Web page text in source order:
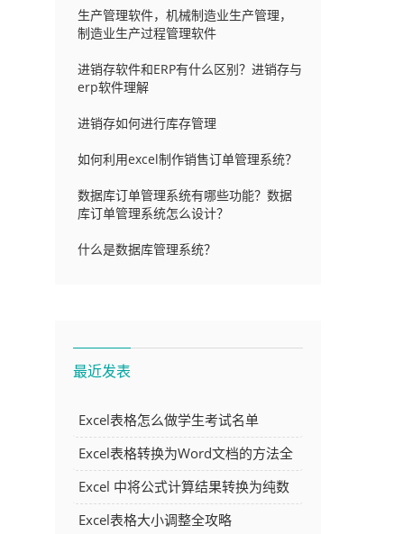
生产管理软件，机械制造业生产管理，
制造业生产过程管理软件
进销存软件和ERP有什么区别？进销存与
erp软件理解
进销存如何进行库存管理
如何利用excel制作销售订单管理系统？
数据库订单管理系统有哪些功能？数据
库订单管理系统怎么设计？
什么是数据库管理系统？
最近发表
Excel表格怎么做学生考试名单
Excel表格转换为Word文档的方法全
解析
Excel 中将公式计算结果转换为纯数
字的多种方法
Excel表格大小调整全攻略